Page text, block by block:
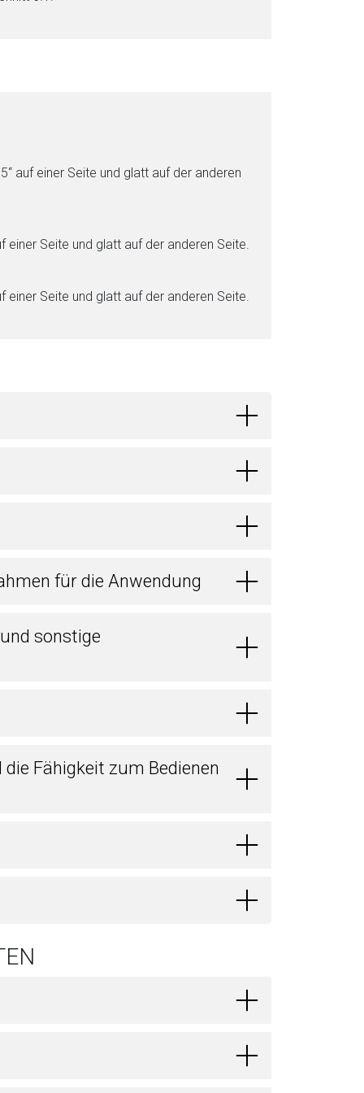
auf ei­ner Seite und glatt auf der anderen
ei­ner Seite und glatt auf der anderen Seite.
ei­ner Seite und glatt auf der anderen Seite.
für die Anwendung
sonstige
Fähigkeit zum Bedienen